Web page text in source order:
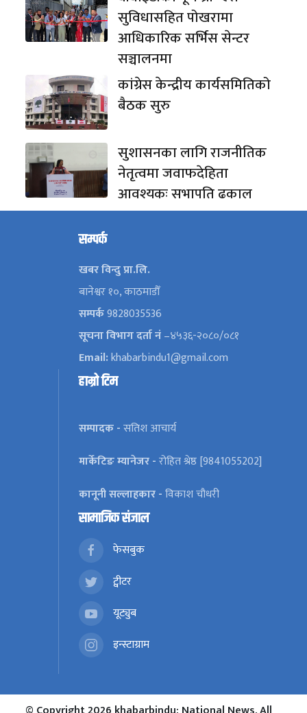
सुविधासहित पोखरामा
आधिकारिक सर्भिस सेन्टर
सञ्चालनमा
कांग्रेस केन्द्रीय कार्यसमितिको
बैठक सुरु
सुशासनका लागि राजनीतिक
नेतृत्वमा जवाफदेहिता
आवश्यकः सभापति ढकाल
सम्पर्क
खबर विन्दु प्रा.लि.
बानेश्वर १०, काठमाडौँ
सम्पर्क9828035536
सूचना विभाग दर्ता नं–४५३६-२०८०/०८१
Email:khabarbindu1@gmail.com
हाम्रो टिम
सम्पादक -सतिश आचार्य
मार्केटिङ म्यानेजर -रोहित श्रेष्ठ [9841055202]
कानूनी सल्लाहकार -विकाश चौधरी
सामाजिक संजाल
फेसबुक
ट्वीटर
यूट्युब
इन्स्टाग्राम